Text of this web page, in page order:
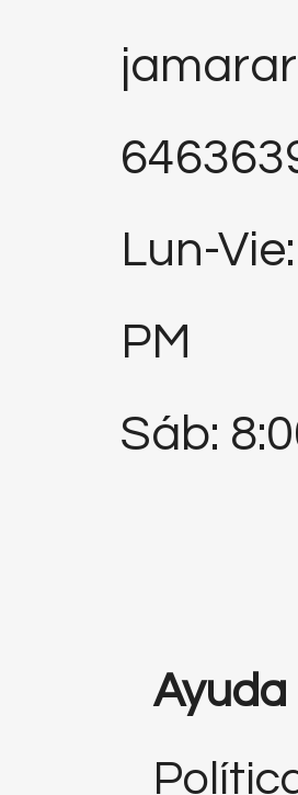
Lun-
PM
Sáb:
Ayuda